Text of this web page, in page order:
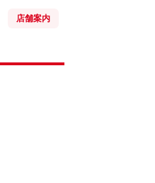
店舗案内